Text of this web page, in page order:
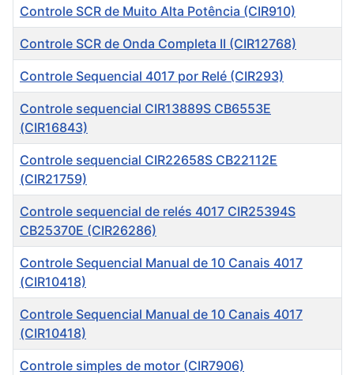
Controle SCR de Muito Alta Potência (CIR910)
Controle SCR de Onda Completa II (CIR12768)
Controle Sequencial 4017 por Relé (CIR293)
Controle sequencial CIR13889S CB6553E
(CIR16843)
Controle sequencial CIR22658S CB22112E
(CIR21759)
Controle sequencial de relés 4017 CIR25394S
CB25370E (CIR26286)
Controle Sequencial Manual de 10 Canais 4017
(CIR10418)
Controle Sequencial Manual de 10 Canais 4017
(CIR10418)
Controle simples de motor (CIR7906)